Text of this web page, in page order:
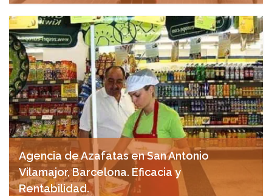
noviembre 15, 2024
Agencia de Azafatas en San Antonio
Vilamajor, Barcelona. Eficacia y
Rentabilidad.